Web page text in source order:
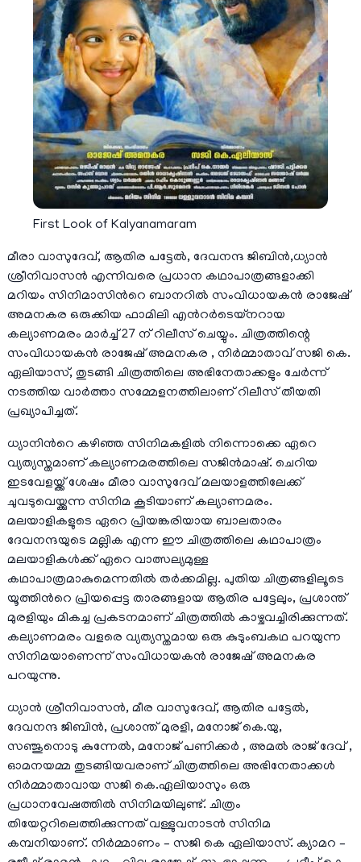
First Look of Kalyanamaram
മീരാ വാസുദേവ്, ആതിര പട്ടേല്‍, ദേവനന്ദ ജിബിന്‍,ധ്യാന്‍
ശ്രീനിവാസന്‍ എന്നിവരെ പ്രധാന കഥാപാത്രങ്ങളാക്കി
മറിയം സിനിമാസിന്‍റെ ബാനറില്‍ സംവിധായകന്‍ രാജേഷ്
അമനകര ഒരുക്കിയ ഫാമിലി എന്‍റര്‍ടെയ്നറായ
കല്യാണമരം മാർച്ച് 27 ന് റിലീസ് ചെയ്യും. ചിത്രത്തിന്റെ
സംവിധായകൻ രാജേഷ് അമനകര , നിർമ്മാതാവ് സജി കെ.
ഏലിയാസ്, തുടങ്ങി ചിത്രത്തിലെ അഭിനേതാക്കളും ചേർന്ന്
നടത്തിയ വാർത്താ സമ്മേളനത്തിലാണ് റിലീസ് തീയതി
പ്രഖ്യാപിച്ചത്.
ധ്യാനിന്‍റെ കഴിഞ്ഞ സിനിമകളില്‍ നിന്നൊക്കെ ഏറെ
വ്യത്യസ്തമാണ് കല്യാണമരത്തിലെ സജിന്‍മാഷ്. ചെറിയ
ഇടവേളയ്ക്ക് ശേഷം മീരാ വാസുദേവ് മലയാളത്തിലേക്ക്
ചുവടുവെയ്ക്കുന്ന സിനിമ കൂടിയാണ് കല്യാണമരം.
മലയാളികളുടെ ഏറെ പ്രിയങ്കരിയായ ബാലതാരം
ദേവനന്ദയുടെ മല്ലിക എന്ന ഈ ചിത്രത്തിലെ കഥാപാത്രം
മലയാളികള്‍ക്ക് ഏറെ വാത്സല്യമുള്ള
കഥാപാത്രമാകുമെന്നതില്‍ തര്‍ക്കമില്ല. പുതിയ ചിത്രങ്ങളിലൂടെ
യൂത്തിന്‍റെ പ്രിയപ്പെട്ട താരങ്ങളായ ആതിര പട്ടേലും, പ്രശാന്ത്
മുരളിയും മികച്ച പ്രകടനമാണ് ചിത്രത്തില്‍ കാഴ്ചവച്ചിരിക്കുന്നത്.
കല്യാണമരം വളരെ വ്യത്യസ്തമായ ഒരു കുടുംബകഥ പറയുന്ന
സിനിമയാണെന്ന് സംവിധായകന്‍ രാജേഷ് അമനകര
പറയുന്നു.
ധ്യാന്‍ ശ്രീനിവാസന്‍, മീര വാസുദേവ്, ആതിര പട്ടേല്‍,
ദേവനന്ദ ജിബിന്‍, പ്രശാന്ത് മുരളി, മനോജ് കെ.യു,
സഞ്ജുനൊടു കുന്നേൽ, മനോജ് പണിക്കർ , അമൽ രാജ് ദേവ് ,
ഓമനയമ്മ തുടങ്ങിയവരാണ് ചിത്രത്തിലെ അഭിനേതാക്കൾ
നിർമ്മാതാവായ സജി കെ.ഏലിയാസും ഒരു
പ്രധാനവേഷത്തിൽ സിനിമയിലുണ്ട്. ചിത്രം
തിയേറ്ററിലെത്തിക്കുന്നത് വള്ളുവനാടൻ സിനിമ
കമ്പനിയാണ്. നിര്‍മ്മാണം – സജി കെ ഏലിയാസ്. ക്യാമറ –